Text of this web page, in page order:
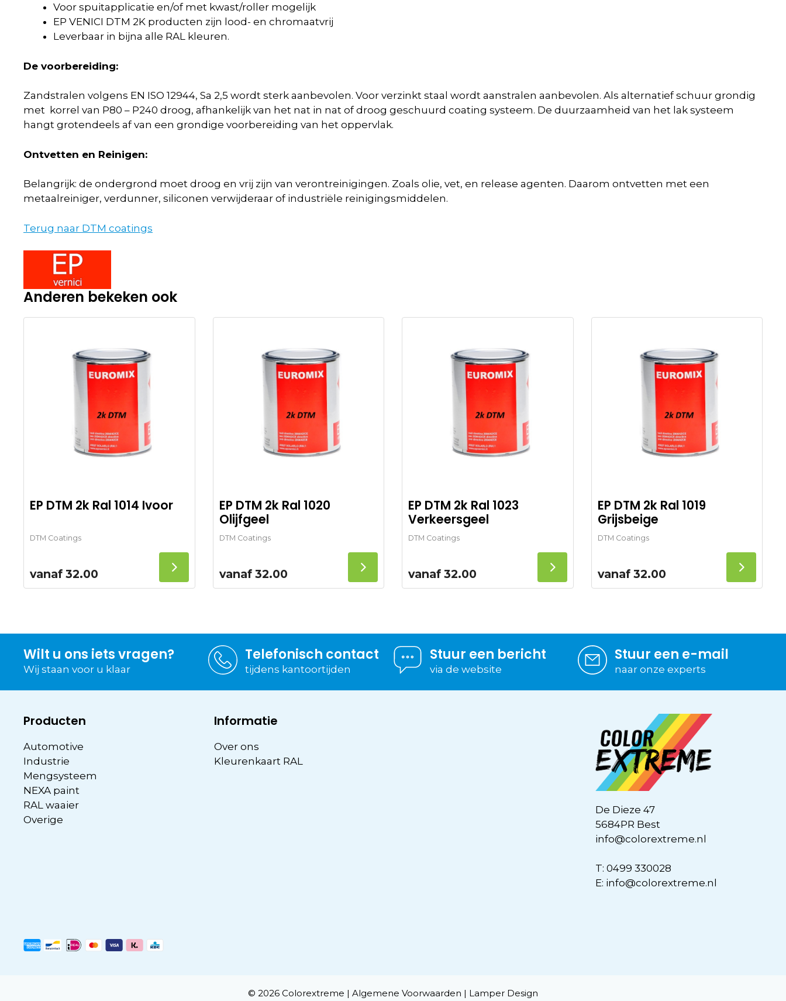
Voor spuitapplicatie en/of met kwast/roller mogelijk
EP VENICI DTM 2K producten zijn lood- en chromaatvrij
Leverbaar in bijna alle RAL kleuren.
De voorbereiding:
Zandstralen volgens EN ISO 12944, Sa 2,5 wordt sterk aanbevolen. Voor verzinkt staal wordt aanstralen aanbevolen. Als alternatief schuur grondig
met korrel van P80 – P240 droog, afhankelijk van het nat in nat of droog geschuurd coating systeem. De duurzaamheid van het lak systeem
hangt grotendeels af van een grondige voorbereiding van het oppervlak.
Ontvetten en Reinigen:
Belangrijk: de ondergrond moet droog en vrij zijn van verontreinigingen. Zoals olie, vet, en release agenten. Daarom ontvetten met een
metaalreiniger, verdunner, siliconen verwijderaar of industriële reinigingsmiddelen.
Terug naar DTM coatings
Anderen bekeken ook
EP DTM 2k Ral 1014 Ivoor
DTM Coatings
vanaf 32.00
EP DTM 2k Ral 1020
Olijfgeel
DTM Coatings
vanaf 32.00
EP DTM 2k Ral 1023
Verkeersgeel
DTM Coatings
vanaf 32.00
EP DTM 2k Ral 1019
Grijsbeige
DTM Coatings
vanaf 32.00
Wilt u ons iets vragen?
Wij staan voor u klaar
Telefonisch contact
tijdens kantoortijden
Stuur een bericht
via de website
Stuur een e-mail
naar onze experts
Producten
Automotive
Industrie
Mengsysteem
NEXA paint
RAL waaier
Overige
Informatie
Over ons
Kleurenkaart RAL
De Dieze 47
5684PR Best
info@colorextreme.nl
T: 0499 330028
E: info@colorextreme.nl
© 2026 Colorextreme | Algemene Voorwaarden | Lamper Design